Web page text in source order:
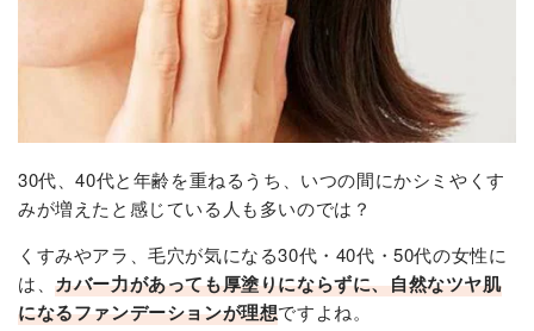
30代、40代と年齢を重ねるうち、いつの間にかシミやくす
みが増えたと感じている人も多いのでは？
くすみやアラ、毛穴が気になる30代・40代・50代の女性に
は、カバー力があっても厚塗りにならずに、自然なツヤ肌
になるファンデーションが理想ですよね。